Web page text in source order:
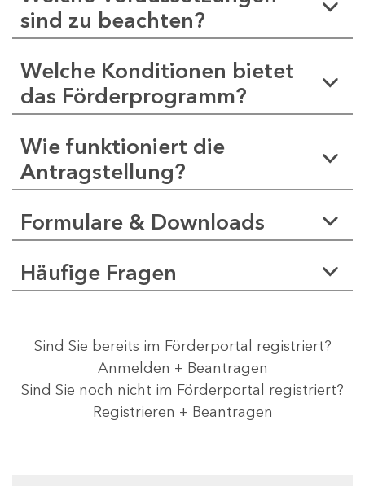
sind zu beachten?
Welche Konditionen bietet
das Förderprogramm?
Wie funktioniert die
Antragstellung?
Formulare & Downloads
Häufige Fragen
Sind Sie bereits im Förderportal registriert?
Anmelden + Beantragen
Sind Sie noch nicht im Förderportal registriert?
Registrieren + Beantragen